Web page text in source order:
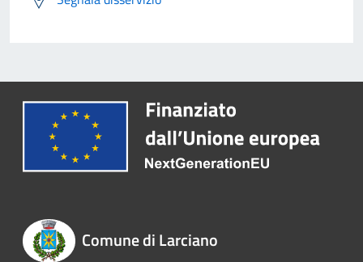
Comune di Larciano